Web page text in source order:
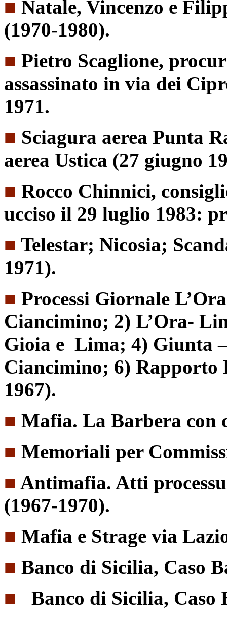
■ Natale, Vincenzo e
(1970-1980).
■ Pietro Scaglione,
assassinato in via dei
1971.
■ Sciagura aerea Punta
aerea Ustica (27 giugno
■ Rocco Chinnici,
ucciso il 29 luglio 1983:
■ Telestar; Nicosia;
1971).
■ Processi Giornale
Ciancimino; 2) L’Ora-
Gioia e Lima; 4) Giunta
Ciancimino; 6) Rapporto
1967).
■ Mafia. La Barbera con
■ Memoriali per
■ Antimafia. Atti
(1967-1970).
■ Mafia e Strage via
■ Banco di Sicilia, Caso
■
Banco di Sicilia, Caso